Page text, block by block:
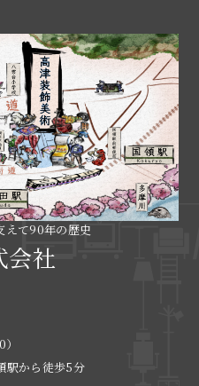
えて90年の歴史
会社
駅から徒歩5分